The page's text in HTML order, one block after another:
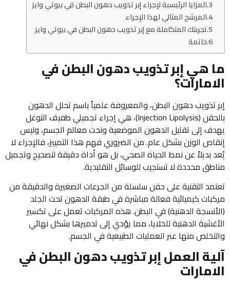
المزايا الرئيسية لإجراء إبر تذويب دهون البطن في بيوتي وايز
المرشح المثالي لهذا الإجراء
تجربتك المتكاملة مع إبر تذويب دهون البطن في بيوتي وايز
خاتمة
ما هي إبر تذويب دهون البطن في
الامارات؟
إبر تذويب دهون البطن، والمعروفة علمياً باسم تحلل الدهون
بالحقن (Injection Lipolysis)، هي إجراء تجميلي طفيف التوغل
يهدف إلى تقليل الدهون الموضعية ونحت معالم الجسم، وليس
إنقاص الوزن بشكل عام. من الضروري فهم هذا التمييز، فالإجراء لا
يُعد بديلاً عن نمط الحياة الصحي، بل هو أداة دقيقة لتصحيح وتجميل
مناطق محددة لا تستجيب للوسائل التقليدية.
تعتمد التقنية على حقن سلسلة من الجرعات الصغيرة والدقيقة من
مركبات كيميائية فعالة مباشرة في طبقة الدهون تحت الجلد
(الأنسجة الدهنية) في البطن. هذه المركبات تعمل على تكسير
الأغشية الدهنية للخلايا، مما يؤدي إلى تدميرها بشكل نهائي
والتخلص منها عبر العمليات الطبيعية في الجسم.
آلية العمل إبر تذويب دهون البطن في
الامارات